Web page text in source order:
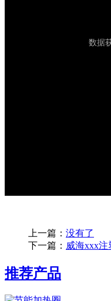
上一篇： 没有了
下一篇： 威海xxx
推荐产品